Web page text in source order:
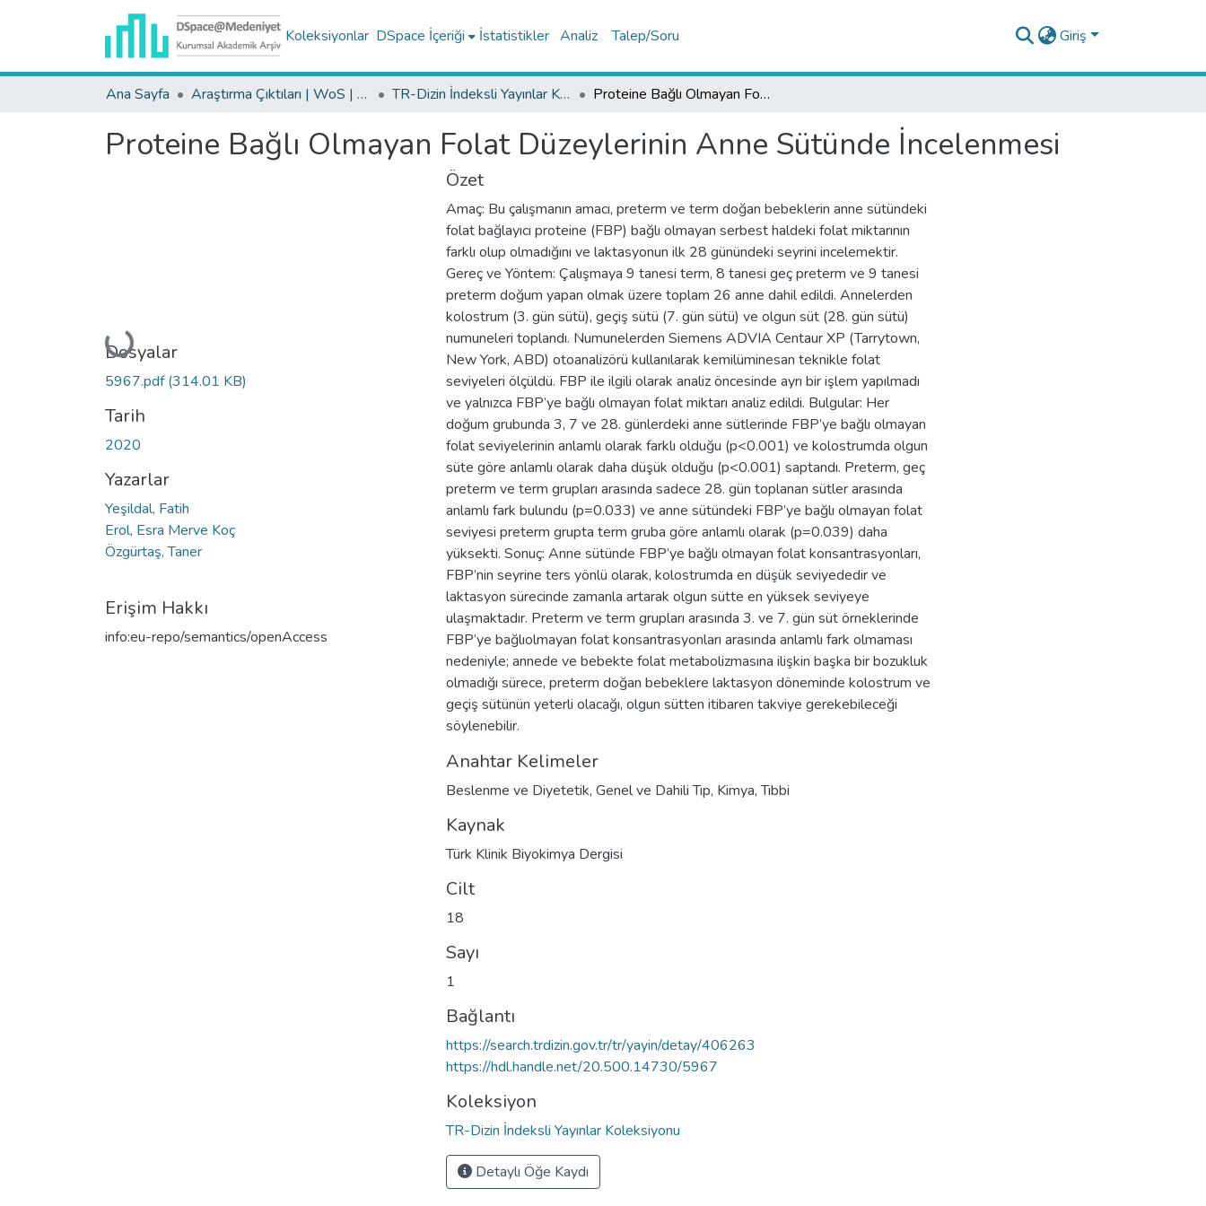
Koleksiyonlar DSpace İçeriği İstatistikler Analiz Talep/Soru Giriş
Ana Sayfa Araştırma Çıktıları | WoS | Scopus | TR-Dizin | PubMed TR-Dizin İndeksli Yayınlar Koleksiyonu Proteine Bağlı Olmayan Folat Düzeylerinin Anne Sütünde İncelenmesi
Proteine Bağlı Olmayan Folat Düzeylerinin Anne Sütünde İncelenmesi
Yükleniyor...
Dosyalar
5967.pdf(314.01 KB)
Tarih
2020
Yazarlar
Yeşildal, Fatih
Erol, Esra Merve Koç
Özgürtaş, Taner
Erişim Hakkı
info:eu-repo/semantics/openAccess
Özet
Amaç: Bu çalışmanın amacı, preterm ve term doğan bebeklerin anne sütündeki
folat bağlayıcı proteine (FBP) bağlı olmayan serbest haldeki folat miktarının
farklı olup olmadığını ve laktasyonun ilk 28 günündeki seyrini incelemektir.
Gereç ve Yöntem: Çalışmaya 9 tanesi term, 8 tanesi geç preterm ve 9 tanesi
preterm doğum yapan olmak üzere toplam 26 anne dahil edildi. Annelerden
kolostrum (3. gün sütü), geçiş sütü (7. gün sütü) ve olgun süt (28. gün sütü)
numuneleri toplandı. Numunelerden Siemens ADVIA Centaur XP (Tarrytown,
New York, ABD) otoanalizörü kullanılarak kemilüminesan teknikle folat
seviyeleri ölçüldü. FBP ile ilgili olarak analiz öncesinde ayrı bir işlem yapılmadı
ve yalnızca FBP’ye bağlı olmayan folat miktarı analiz edildi. Bulgular: Her
doğum grubunda 3, 7 ve 28. günlerdeki anne sütlerinde FBP’ye bağlı olmayan
folat seviyelerinin anlamlı olarak farklı olduğu (p<0.001) ve kolostrumda olgun
süte göre anlamlı olarak daha düşük olduğu (p<0.001) saptandı. Preterm, geç
preterm ve term grupları arasında sadece 28. gün toplanan sütler arasında
anlamlı fark bulundu (p=0.033) ve anne sütündeki FBP’ye bağlı olmayan folat
seviyesi preterm grupta term gruba göre anlamlı olarak (p=0.039) daha
yüksekti. Sonuç: Anne sütünde FBP’ye bağlı olmayan folat konsantrasyonları,
FBP’nin seyrine ters yönlü olarak, kolostrumda en düşük seviyededir ve
laktasyon sürecinde zamanla artarak olgun sütte en yüksek seviyeye
ulaşmaktadır. Preterm ve term grupları arasında 3. ve 7. gün süt örneklerinde
FBP’ye bağlıolmayan folat konsantrasyonları arasında anlamlı fark olmaması
nedeniyle; annede ve bebekte folat metabolizmasına ilişkin başka bir bozukluk
olmadığı sürece, preterm doğan bebeklere laktasyon döneminde kolostrum ve
geçiş sütünün yeterli olacağı, olgun sütten itibaren takviye gerekebileceği
söylenebilir.
Anahtar Kelimeler
Beslenme ve Diyetetik, Genel ve Dahili Tıp, Kimya,Tıbbi
Kaynak
Türk Klinik Biyokimya Dergisi
Cilt
18
Sayı
1
Bağlantı
https://search.trdizin.gov.tr/tr/yayin/detay/406263
https://hdl.handle.net/20.500.14730/5967
Koleksiyon
TR-Dizin İndeksli Yayınlar Koleksiyonu
Detaylı Öğe Kaydı